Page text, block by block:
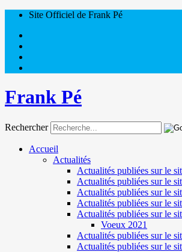
Site Officiel de Frank Pé
Frank Pé
Rechercher
Accueil
Actualités
Actualités publiées sur le
Actualités publiées sur le
Actualités publiées sur le
Actualités publiées sur le
Actualités publiées sur le
Voeux 2021
Actualités publiées sur le
Actualités publiées sur le